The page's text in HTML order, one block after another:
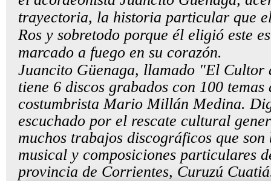
trayectoria, la historia particular que
Ros y sobretodo porque él eligió este
marcado a fuego en su corazón.
Juancito Güenaga, llamado "El Cultor
tiene 6 discos grabados con 100
costumbrista Mario Millán Medina.
escuchado por el rescate cultural
muchos trabajos discográficos que
musical y composiciones particulares
provincia de Corrientes, Curuzú